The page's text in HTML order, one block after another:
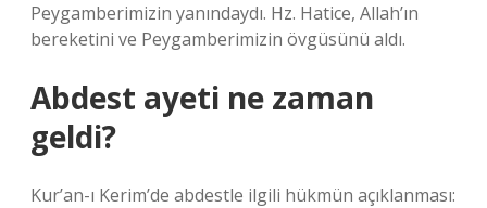
Peygamberimizin yanındaydı. Hz. Hatice, Allah’ın
bereketini ve Peygamberimizin övgüsünü aldı.
Abdest ayeti ne zaman
geldi?
Kur’an-ı Kerim’de abdestle ilgili hükmün açıklanması: